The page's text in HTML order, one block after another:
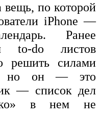
по которой
iPhone —
Ранее
to-do листов
решить силами
но он — это
— список дел
в нем не